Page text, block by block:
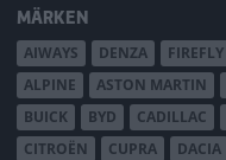
MÄRKEN
AIWAYS DENZA FIREFLY
ALPINE
ASTON MARTIN
BUICK
BYD CADILLAC
CITROËN
CUPRA DACIA